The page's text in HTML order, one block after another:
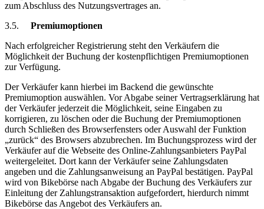
zum Abschluss des Nutzungsvertrages an.
3.5.
Premiumoptionen
Nach erfolgreicher Registrierung steht den Verkäufern die
Möglichkeit der Buchung der kostenpflichtigen Premiumoptionen
zur Verfügung.
Der Verkäufer kann hierbei im Backend die gewünschte
Premiumoption auswählen. Vor Abgabe seiner Vertragserklärung hat
der Verkäufer jederzeit die Möglichkeit, seine Eingaben zu
korrigieren, zu löschen oder die Buchung der Premiumoptionen
durch Schließen des Browserfensters oder Auswahl der Funktion
„zurück“ des Browsers abzubrechen. Im Buchungsprozess wird der
Verkäufer auf die Webseite des Online-Zahlungsanbieters PayPal
weitergeleitet. Dort kann der Verkäufer seine Zahlungsdaten
angeben und die Zahlungsanweisung an PayPal bestätigen. PayPal
wird von Bikebörse nach Abgabe der Buchung des Verkäufers zur
Einleitung der Zahlungstransaktion aufgefordert, hierdurch nimmt
Bikebörse das Angebot des Verkäufers an.